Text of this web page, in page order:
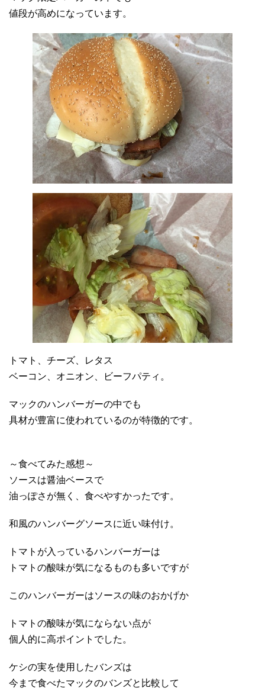
値段が高めになっています。
トマト、チーズ、レタス
ベーコン、オニオン、ビーフパティ。
マックのハンバーガーの中でも
具材が豊富に使われているのが特徴的です。
～食べてみた感想～
ソースは醤油ベースで
油っぽさが無く、食べやすかったです。
和風のハンバーグソースに近い味付け。
トマトが入っているハンバーガーは
トマトの酸味が気になるものも多いですが
このハンバーガーはソースの味のおかげか
トマトの酸味が気にならない点が
個人的に高ポイントでした。
ケシの実を使用したバンズは
今まで食べたマックのバンズと比較して